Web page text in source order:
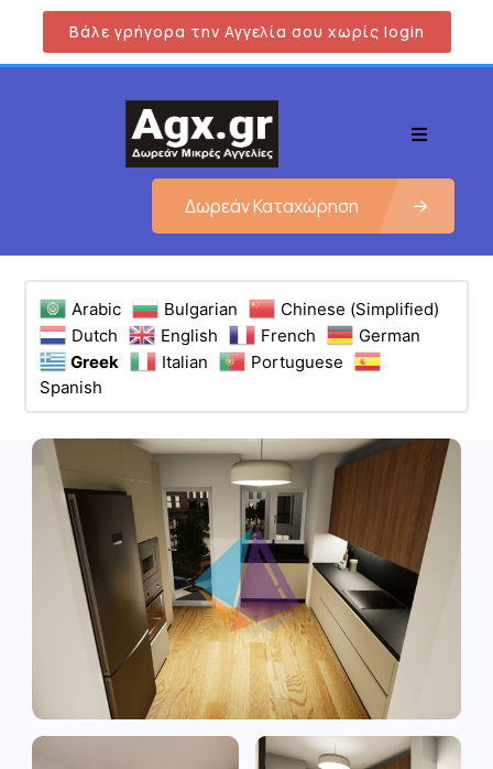
Βάλε γρήγορα την Αγγελία σου χωρίς login
Δωρεάν Καταχώρηση
Arabic Bulgarian
Chinese (Simplified)
Dutch
English French
German
Greek
Italian
Portuguese
Spanish